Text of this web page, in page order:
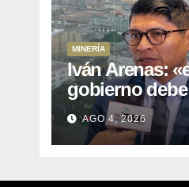
MINERÍA
Iván Arenas:
gobierno
a Cajamarca
US$ 16 mil
proyectos
AGO 4, 2026